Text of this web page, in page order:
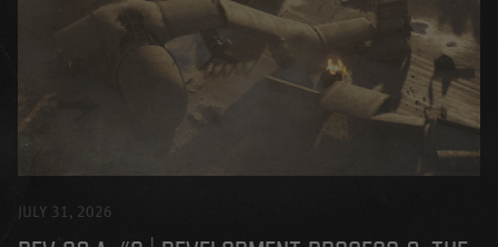
JULY 31, 2026